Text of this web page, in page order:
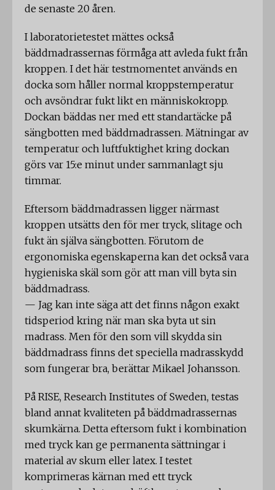
de senaste 20 åren.
I laboratorietestet mättes också
bäddmadrassernas förmåga att avleda fukt från
kroppen. I det här testmomentet används en
docka som håller normal kroppstemperatur
och avsöndrar fukt likt en människokropp.
Dockan bäddas ner med ett standartäcke på
sängbotten med bäddmadrassen. Mätningar av
temperatur och luftfuktighet kring dockan
görs var 15:e minut under sammanlagt sju
timmar.
Eftersom bäddmadrassen ligger närmast
kroppen utsätts den för mer tryck, slitage och
fukt än själva sängbotten. Förutom de
ergonomiska egenskaperna kan det också vara
hygieniska skäl som gör att man vill byta sin
bäddmadrass.
— Jag kan inte säga att det finns någon exakt
tidsperiod kring när man ska byta ut sin
madrass. Men för den som vill skydda sin
bäddmadrass finns det speciella madrasskydd
som fungerar bra, berättar Mikael Johansson.
På RISE, Research Institutes of Sweden, testas
bland annat kvaliteten på bäddmadrassernas
skumkärna. Detta eftersom fukt i kombination
med tryck kan ge permanenta sättningar i
material av skum eller latex. I testet
komprimeras kärnan med ett tryck